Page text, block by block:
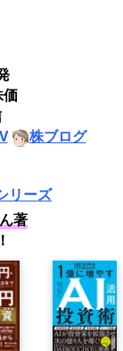
価
株ブログ
リーズ
著